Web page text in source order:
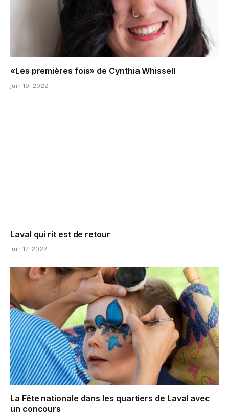
«Les premières fois» de Cynthia Whissell
juin 19, 2022
Laval qui rit est de retour
juin 17, 2022
La Fête nationale dans les quartiers de Laval avec
un concours